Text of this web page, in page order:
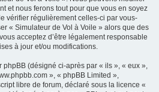
et nous ferons tout pour que vous en soyez
vérifier régulièrement celles-ci par vous-
« Simulateur de Vol à Voile » alors que des
acceptez d’être légalement responsable
à jour et/ou modifications.
phpBB (désigné ci-après par « ils », « eux »,
», « phpBB Limited »,
libre de forum, déclaré sous la licence «